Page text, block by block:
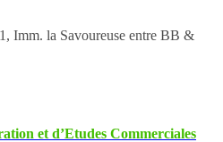
Imm. la Savoureuse entre BB &
et d’Etudes Commerciales